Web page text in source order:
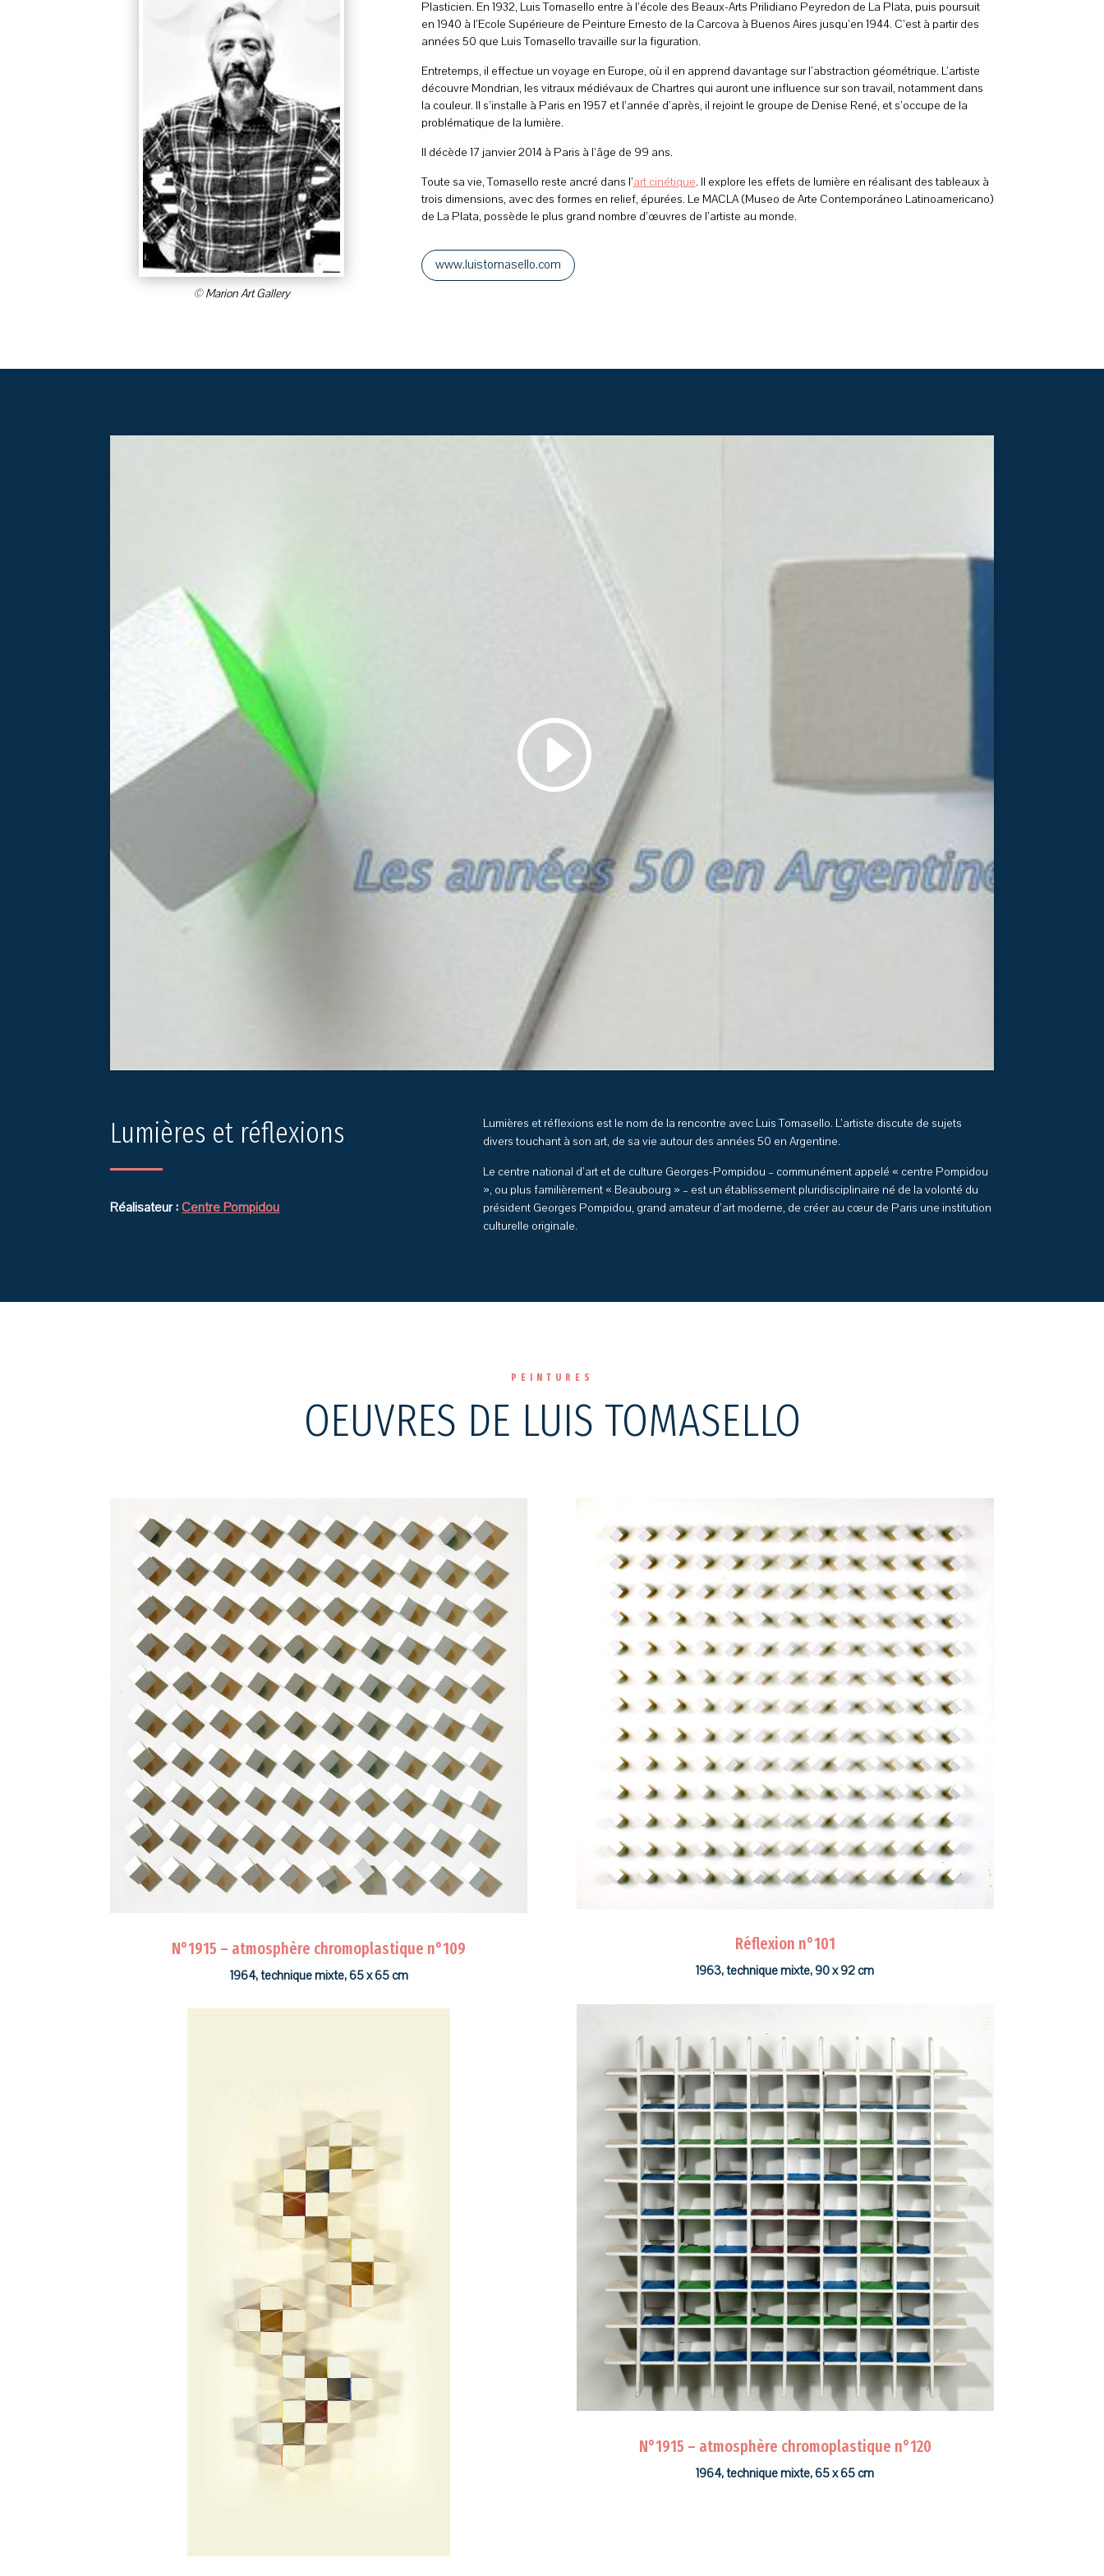
© Marion Art Gallery
Plasticien. En 1932, Luis Tomasello entre à l’école des Beaux-Arts Prilidiano Peyredon de La Plata, puis poursuit
en 1940 à l’Ecole Supérieure de Peinture Ernesto de la Carcova à Buenos Aires jusqu’en 1944. C’est à partir des
années 50 que Luis Tomasello travaille sur la figuration.
Entretemps, il effectue un voyage en Europe, où il en apprend davantage sur l’abstraction géométrique. L’artiste
découvre Mondrian, les vitraux médiévaux de Chartres qui auront une influence sur son travail, notamment dans
la couleur. Il s’installe à Paris en 1957 et l’année d’après, il rejoint le groupe de Denise René, et s’occupe de la
problématique de la lumière.
Il décède 17 janvier 2014 à Paris à l’âge de 99 ans.
Toute sa vie, Tomasello reste ancré dans l’art cinétique. Il explore les effets de lumière en réalisant des tableaux à
trois dimensions, avec des formes en relief, épurées. Le MACLA (Museo de Arte Contemporáneo Latinoamericano)
de La Plata, possède le plus grand nombre d’œuvres de l’artiste au monde.
www.luistomasello.com
Cliquez pour accepter les cookies marketing
et activer ce contenu
Lumières et réflexions
Réalisateur :Centre Pompidou
Lumières et réflexions est le nom de la rencontre avec Luis Tomasello. L’artiste discute de sujets
divers touchant à son art, de sa vie autour des années 50 en Argentine.
Le centre national d’art et de culture Georges-Pompidou – communément appelé « centre Pompidou
», ou plus familièrement « Beaubourg » – est un établissement pluridisciplinaire né de la volonté du
président Georges Pompidou, grand amateur d’art moderne, de créer au cœur de Paris une institution
culturelle originale.
PEINTURES
OEUVRES DE LUIS TOMASELLO
N°1915 – atmosphère chromoplastique n°109
1964, technique mixte, 65 x 65 cm
Réflexion n°101
1963, technique mixte, 90 x 92 cm
N°1915 – atmosphère chromoplastique n°120
1964, technique mixte, 65 x 65 cm